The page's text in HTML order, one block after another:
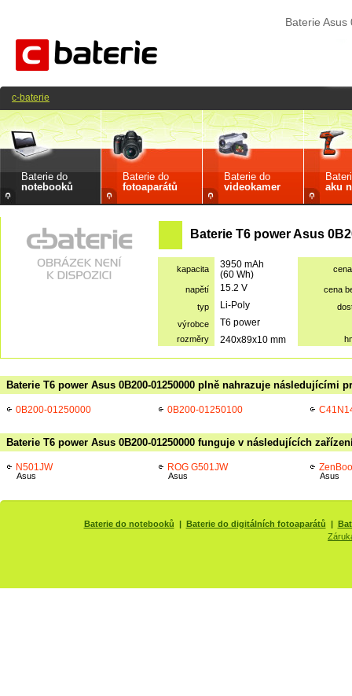
Baterie
Baterie do
notebooků
Baterie do
fotoaparátů
Baterie do
videokamer
aku
Baterie T6 power Asus
kapacita
3950 mAh
(60 Wh)
napětí 15.2 V
cena
typ
Li-Poly
výrobce
T6 power
rozměry 240x89x10 mm
Baterie T6 power Asus 0B200-01250000 plně nahrazuje následujícími
0B200-01250000 0B200-01250100
Baterie T6 power Asus 0B200-01250000 funguje v následujících
N501JW
Asus
ROG G501JW
Asus Asus
c-baterie
Baterie do notebooků | Baterie do digitálních fotoaparátů |